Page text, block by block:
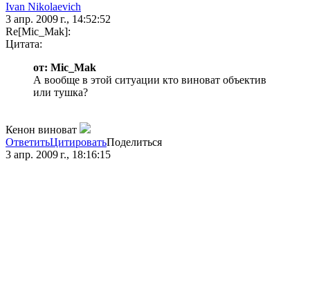
Ivan Nikolaevich
3 апр. 2009 г., 14:52:52
Re[Mic_Mak]:
Цитата:
от: Mic_Mak
А вообще в этой ситуации кто виноват объектив
или тушка?
Кенон виноват
ОтветитьЦитироватьПоделиться
3 апр. 2009 г., 18:16:15